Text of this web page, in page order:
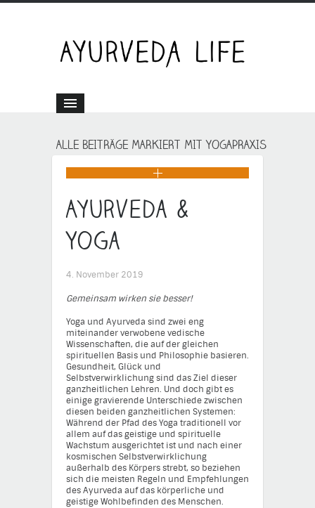
ALLE BEITRÄGE MARKIERT MIT YOGAPRAXIS
Ayurveda &
Yoga
4. November 2019
Gemeinsam wirken sie besser!
Yoga und Ayurveda sind zwei eng
miteinander verwobene vedische
Wissenschaften, die auf der gleichen
spirituellen Basis und Philosophie basieren.
Gesundheit, Glück und
Selbstverwirklichung sind das Ziel dieser
ganzheitlichen Lehren. Und doch gibt es
einige gravierende Unterschiede zwischen
diesen beiden ganzheitlichen Systemen:
Während der Pfad des Yoga traditionell vor
allem auf das geistige und spirituelle
Wachstum ausgerichtet ist und nach einer
kosmischen Selbstverwirklichung
außerhalb des Körpers strebt, so beziehen
sich die meisten Regeln und Empfehlungen
des Ayurveda auf das körperliche und
geistige Wohlbefinden des Menschen.